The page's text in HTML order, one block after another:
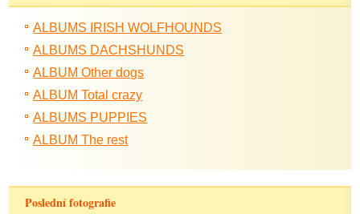
ALBUMS IRISH WOLFHOUNDS
ALBUMS DACHSHUNDS
ALBUM Other dogs
ALBUM Total crazy
ALBUMS PUPPIES
ALBUM The rest
Poslední fotografie